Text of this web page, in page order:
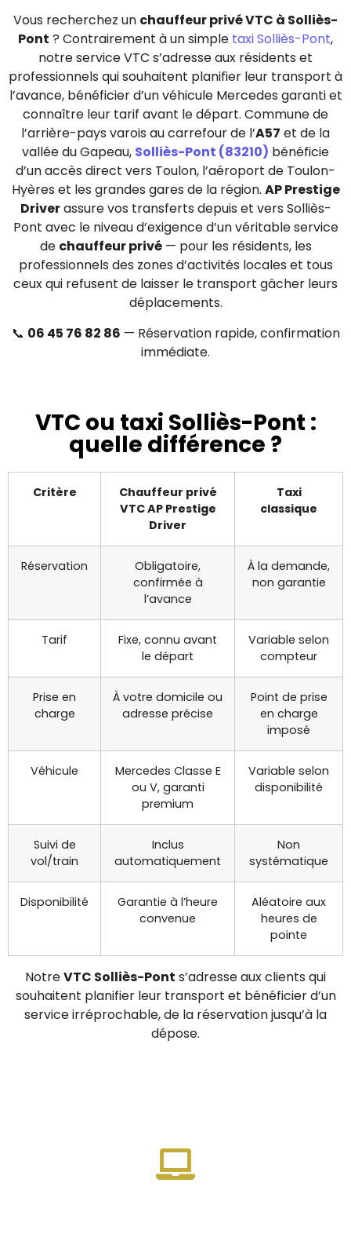
Vous recherchez un chauffeur privé VTC à Solliès-
Pont ? Contrairement à un simple taxi Solliès-Pont,
notre service VTC s’adresse aux résidents et
professionnels qui souhaitent planifier leur transport à
l’avance, bénéficier d’un véhicule Mercedes garanti et
connaître leur tarif avant le départ. Commune de
l’arrière-pays varois au carrefour de l’A57 et de la
vallée du Gapeau, Solliès-Pont (83210) bénéficie
d’un accès direct vers Toulon, l’aéroport de Toulon-
Hyères et les grandes gares de la région. AP Prestige
Driverassure vos transferts depuis et vers Solliès-
Pont avec le niveau d’exigence d’un véritable service
de chauffeur privé— pour les résidents, les
professionnels des zones d’activités locales et tous
ceux qui refusent de laisser le transport gâcher leurs
déplacements.
📞 06 45 76 82 86 — Réservation rapide, confirmation
immédiate.
VTC ou taxi Solliès-Pont :
quelle différence ?
Critère
Chauffeur privé
VTC AP Prestige
Driver
Taxi
classique
Réservation
Obligatoire,
confirmée à
l’avance
À la demande,
non garantie
Tarif
Fixe, connu avant
le départ
Variable selon
compteur
Prise en
charge
À votre domicile ou
adresse précise
Point de prise
en charge
imposé
Véhicule
Mercedes Classe E
ou V, garanti
premium
Variable selon
disponibilité
Suivi de
vol/train
Inclus
automatiquement
Non
systématique
Disponibilité
Garantie à l’heure
convenue
Aléatoire aux
heures de
pointe
NotreVTC Solliès-Pont s’adresse aux clients qui
souhaitent planifier leur transport et bénéficier d’un
service irréprochable, de la réservation jusqu’à la
dépose.